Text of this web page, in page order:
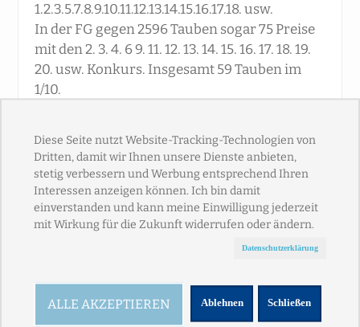
1.2.3.5.7.8.9.10.11.12.13.14.15.16.17.18. usw.
In der FG gegen 2596 Tauben sogar 75 Preise
mit den 2. 3. 4. 6 9. 11. 12. 13. 14. 15.16. 17. 18. 19.
20. usw. Konkurs. Insgesamt 59 Tauben im
1/10.
erzielen mit 74 Preisen und den Konkursen:
16. 17. 18. 20. 27. 29. 32. 33. 36. 37. 38. 39. 46. 47.
48. usw.
Die Eltern des 1. Konkurssiegers sind keine
Unbekannten:
". Vollbruder zu
Konkurssieger aus diesem Jahr stammen.
Mutter ist (schon wieder) die "Lea
". Schon der